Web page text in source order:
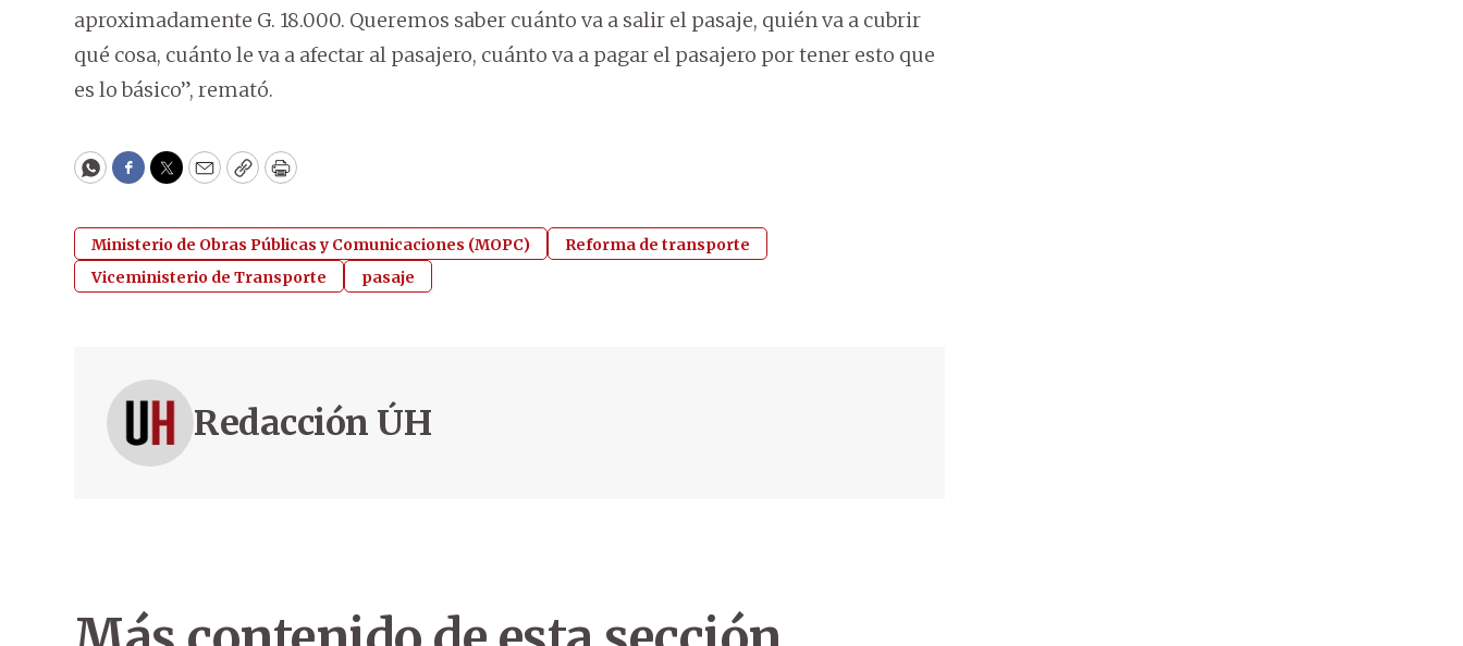
aproximadamente G. 18.000. Queremos saber cuánto va a salir el pasaje, quién va a cubrir
qué cosa, cuánto le va a afectar al pasajero, cuánto va a pagar el pasajero por tener esto que
es lo básico”, remató.
WhatsApp
Facebook
Twitter
EmailCopyPrint
Ministerio de Obras Públicas y Comunicaciones (MOPC)
Reforma de transporte
Viceministerio de Transporte
pasaje
Redacción ÚH